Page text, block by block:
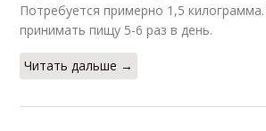
Потребуется примерно 1,5
принимать пищу 5-6 раз в день.
Читать дальше →